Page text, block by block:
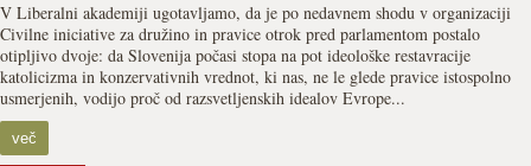
V Liberalni akademiji ugotavljamo, da je po nedavnem shodu v organizaciji
Civilne iniciative za družino in pravice otrok pred parlamentom postalo
otipljivo dvoje: da Slovenija počasi stopa na pot ideološke restavracije
katolicizma in konzervativnih vrednot, ki nas, ne le glede pravice istospolno
usmerjenih, vodijo proč od razsvetljenskih idealov Evrope...
več